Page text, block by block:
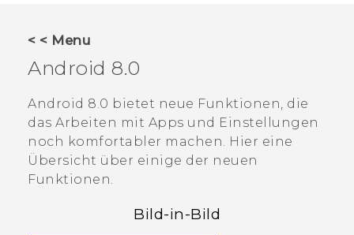
UNTERSTÜTZUNG
HTC-Geräte und Zubehör
Anmelden
< < Menu
Android 8.0
Android 8.0 bietet neue Funktionen, die
das Arbeiten mit Apps und Einstellungen
noch komfortabler machen. Hier eine
Übersicht über einige der neuen
Funktionen.
Bild-in-Bild